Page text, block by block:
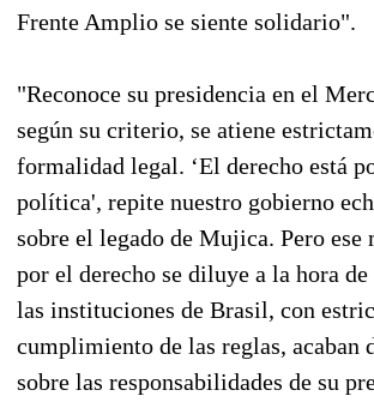
Frente Amplio se siente solidario".
"Reconoce su presidencia en el
según su criterio, se atiene
formalidad legal. ‘El derecho está
política', repite nuestro gobierno
sobre el legado de Mujica. Pero ese
por el derecho se diluye a la hora
las instituciones de Brasil, con
cumplimiento de las reglas, acaban
sobre las responsabilidades de su